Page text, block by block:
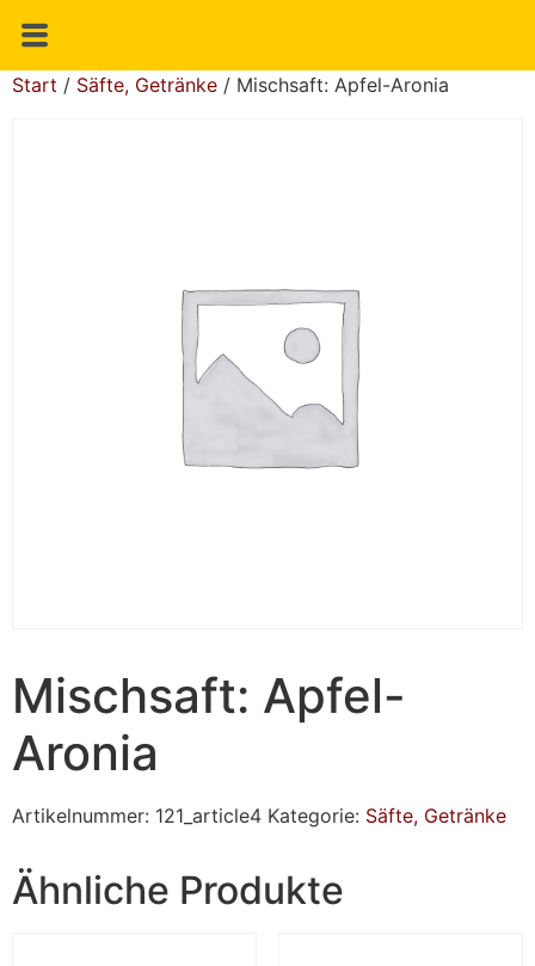
Start / Säfte, Getränke / Mischsaft: Apfel-Aronia
Mischsaft: Apfel-
Aronia
Artikelnummer: 121_article4 Kategorie: Säfte, Getränke
Ähnliche Produkte